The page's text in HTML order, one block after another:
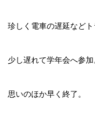
珍しく電車の遅延などト
少し遅れて学年会へ参加
思いのほか早く終了。